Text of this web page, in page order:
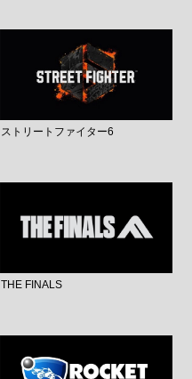
ストリートファイター6
THE FINALS